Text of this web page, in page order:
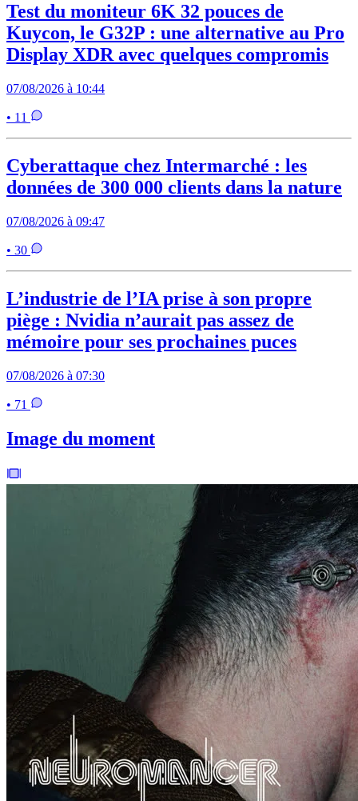
Test du moniteur 6K 32 pouces de
Kuycon, le G32P : une alternative au Pro
Display XDR avec quelques compromis
07/08/2026 à 10:44
• 11
Cyberattaque chez Intermarché : les
données de 300 000 clients dans la nature
07/08/2026 à 09:47
• 30
L’industrie de l’IA prise à son propre
piège : Nvidia n’aurait pas assez de
mémoire pour ses prochaines puces
07/08/2026 à 07:30
• 71
Image du moment